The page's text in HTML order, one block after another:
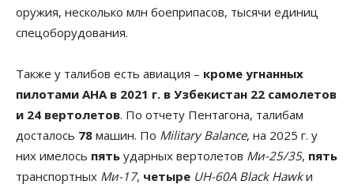
оружия, несколько млн боеприпасов, тысячи единиц
спецоборудования.
Также у талибов есть авиация – кроме угнанных
пилотами АНА в 2021 г. в Узбекистан 22 самолетов
и 24 вертолетов. По отчету Пентагона, талибам
досталось 78 машин. По Military Balance, на 2025 г. у
них имелось пять ударных вертолетов Ми-25/35, пять
транспортных Ми-17, четыре UH-60A Black Hawkи